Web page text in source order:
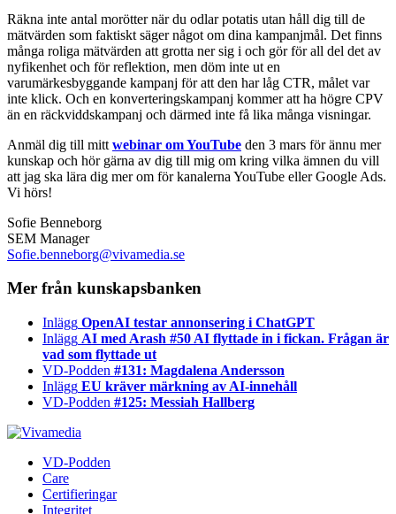
Räkna inte antal morötter när du odlar potatis utan håll dig till de
mätvärden som faktiskt säger något om dina kampanjmål. Det finns
många roliga mätvärden att grotta ner sig i och gör för all del det av
nyfikenhet och för reflektion, men döm inte ut en
varumärkesbyggande kampanj för att den har låg CTR, målet var
inte klick. Och en konverteringskampanj kommer att ha högre CPV
än en räckviddskampanj och därmed inte få lika många visningar.
Anmäl dig till mitt webinar om YouTube den 3 mars för ännu mer
kunskap och hör gärna av dig till mig om kring vilka ämnen du vill
att jag ska lära dig mer om för kanalerna YouTube eller Google Ads.
Vi hörs!
Sofie Benneborg
SEM Manager
Sofie.benneborg@vivamedia.se
Mer från kunskapsbanken
Inlägg OpenAI testar annonsering i ChatGPT
Inlägg AI med Arash #50 AI flyttade in i fickan. Frågan är
vad som flyttade ut
VD-Podden #131: Magdalena Andersson
Inlägg EU kräver märkning av AI‑innehåll
VD-Podden #125: Messiah Hallberg
VD-Podden
Care
Certifieringar
Integritet